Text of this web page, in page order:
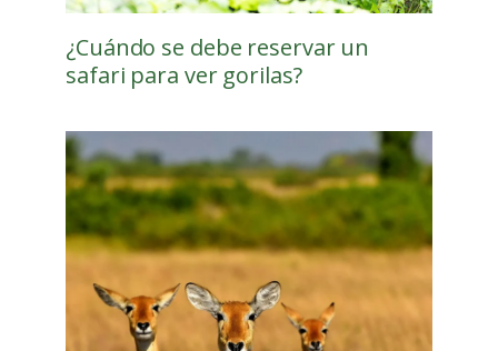
¿Cuándo se debe reservar un
safari para ver gorilas?